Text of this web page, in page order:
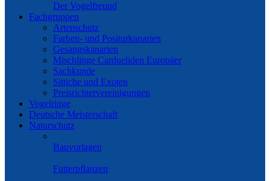
Der Vogelfreund
Fachgruppen
Artenschutz
Farben- und Positurkanarien
Gesangskanarien
Mischlinge Cardueliden Europäer
Sachkunde
Sittiche und Exoten
Preisrichtervereinigungen
Vogelringe
Deutsche Meisterschaft
Naturschutz
Bauvorlagen
Futterpflanzen